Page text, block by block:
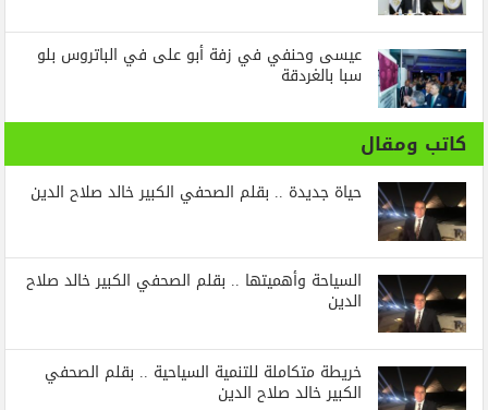
عيسى وحنفي في زفة أبو على في الباتروس بلو
سبا بالغردقة
كاتب ومقال
حياة جديدة .. بقلم الصحفي الكبير خالد صلاح الدين
السياحة وأهميتها .. بقلم الصحفي الكبير خالد صلاح
الدين
خريطة متكاملة للتنمية السياحية .. بقلم الصحفي
الكبير خالد صلاح الدين